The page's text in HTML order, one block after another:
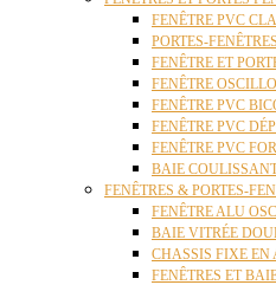
FENÊTRE PVC
PORTES-
FENÊTRE ET
FENÊTRE
FENÊTRE PVC
FENÊTRE PVC
FENÊTRE PVC
BAIE
FENÊTRES & PORTES-
FENÊTRE ALU
BAIE VITRÉE
CHASSIS FIXE
FENÊTRES ET